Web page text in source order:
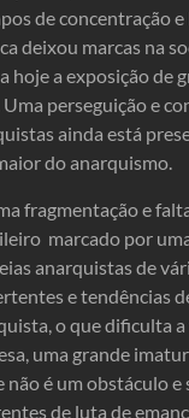
de concentração e
deixou marcas na
hoje a exposição de
perseguição e
ainda está
do anarquismo.
fragmentação e
marcado por
anarquistas de
e tendências
o que dificulta a
uma grande
não é um obstáculo e
de luta de